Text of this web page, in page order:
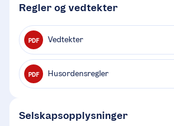
Regler og vedtekter
PDF Vedtekter
PDF Husordensregler
Selskapsopplysninger